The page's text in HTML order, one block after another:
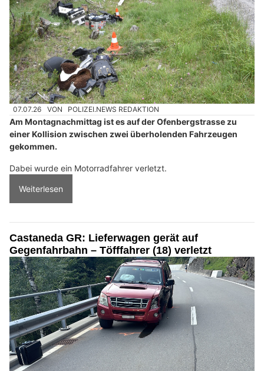
07.07.26 VON POLIZEI.NEWS REDAKTION
Am Montagnachmittag ist es auf der Ofenbergstrasse zu
einer Kollision zwischen zwei überholenden Fahrzeugen
gekommen.
Dabei wurde ein Motorradfahrer verletzt.
Weiterlesen
Castaneda GR: Lieferwagen gerät auf
Gegenfahrbahn – Töfffahrer (18) verletzt